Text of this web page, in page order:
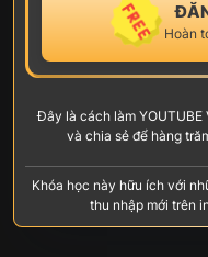
Hoàn
Đây là cách làm YOUTUBE
và chia sẻ để hàng
Khóa học này hữu ích với
thu nhập mới trên